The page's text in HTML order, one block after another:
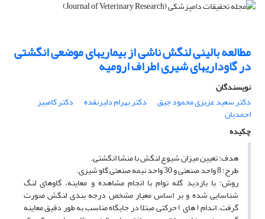
مطالعه بالینی لنگش ناشی از بیماریهای موضعی انگشتی
در گاوداریهای شیری اطراف ارومیه
نویسندگان
دکتر سعید عزیزی محمود جیق
دکتر بهرام دلیرنقده دکتر کامبیز
احمدیان
چکیده
هدف: تعیین میزان شیوع لنگش با منشا انگشتی.
طرح: 8 واحد صنعتی و 30 واحد نیمه صنعتی گاو شیری.
روش: با بازدید گله توام با انجام مشاهده و معاینه، گاوهای لنگ
شناسایی شده و بر اساس معیار مشخص درجه بندی لنگش صورت
گرفت. اندام ( های ) حرکتی مبتلا در جایگاه مناسب به طور دقیق معاینه